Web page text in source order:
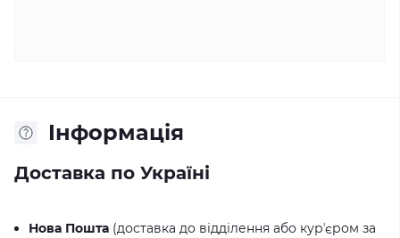
Iнформація
Доставка по Україні
Нова Пошта (доставка до відділення або курʼєром за